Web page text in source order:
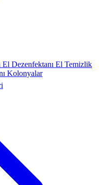
El Dezenfektanı El Temizlik
Kolonyalar